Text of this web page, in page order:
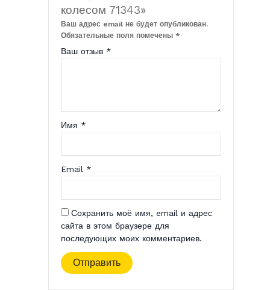
колесом 71343»
Ваш адрес email не будет опубликован.
Обязательные поля помечены*
Ваш отзыв *
Имя *
Email *
Сохранить моё имя, email и адрес
сайта в этом браузере для
последующих моих комментариев.